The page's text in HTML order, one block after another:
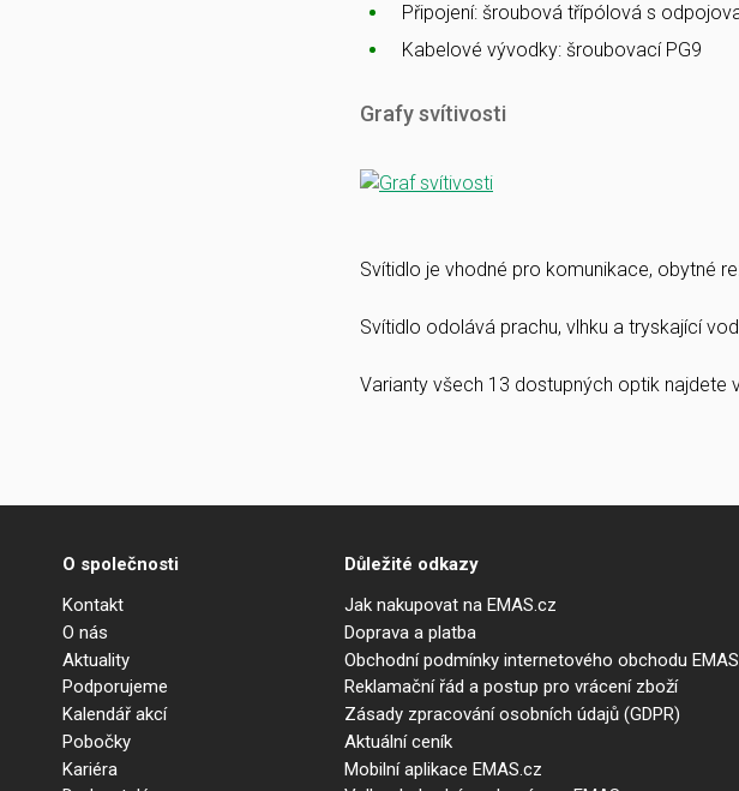
Připojení: šroubová třípólová s
Kabelové vývodky: šroubovací PG9
Grafy svítivosti
Svítidlo je vhodné pro komunikace, obytné
Svítidlo odolává prachu, vlhku a tryskající
Varianty všech 13 dostupných optik najdete
O společnosti
Kontakt
O nás
Aktuality
Podporujeme
Kalendář akcí
Pobočky
Kariéra
Důležité odkazy
Jak nakupovat na EMAS.cz
Doprava a platba
Obchodní podmínky internetového obchodu
Reklamační řád a postup pro vrácení zboží
Zásady zpracování osobních údajů (GDPR)
Aktuální ceník
Mobilní aplikace EMAS.cz